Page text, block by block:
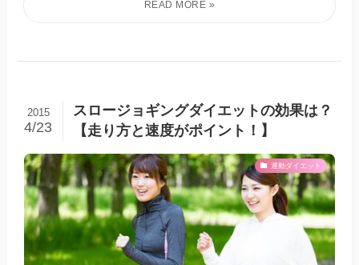
スロージョギングダイエットの効果は？
【走り方と速度がポイント！】
2015
4/23
運動ダイエット